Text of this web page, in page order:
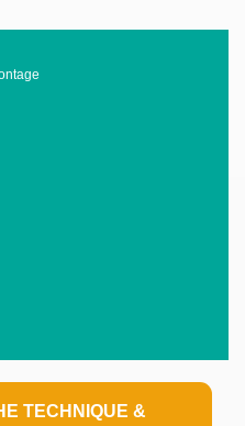
TECHNIQUE &